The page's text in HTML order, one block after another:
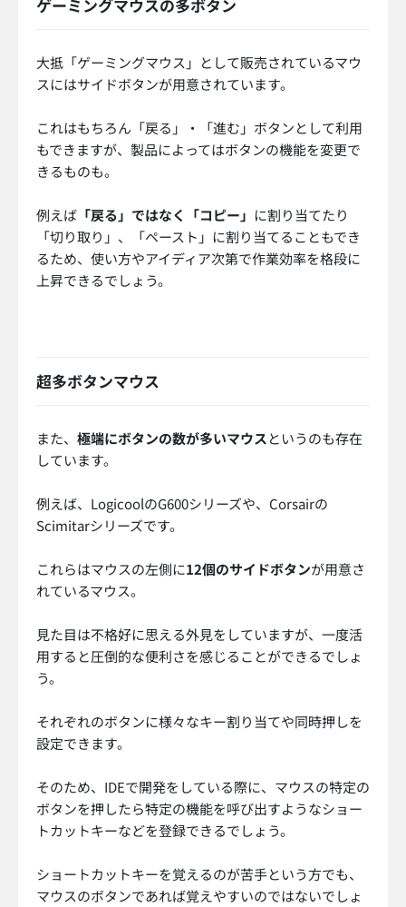
ゲーミングマウスの多ボタン
大抵「ゲーミングマウス」として販売されているマウ
スにはサイドボタンが用意されています。
これはもちろん「戻る」・「進む」ボタンとして利用
もできますが、製品によってはボタンの機能を変更で
きるものも。
例えば 「戻る」ではなく「コピー」 に割り当てたり
「切り取り」、「ペースト」に割り当てることもでき
るため、使い方やアイディア次第で作業効率を格段に
上昇できるでしょう。
超多ボタンマウス
また、 極端にボタンの数が多いマウスというのも存在
しています。
例えば、LogicoolのG600シリーズや、Corsairの
Scimitarシリーズです。
これらはマウスの左側に12個のサイドボタンが用意さ
れているマウス。
見た目は不格好に思える外見をしていますが、一度活
用すると圧倒的な便利さを感じることができるでしょ
う。
それぞれのボタンに様々なキー割り当てや同時押しを
設定できます。
そのため、IDEで開発をしている際に、マウスの特定の
ボタンを押したら特定の機能を呼び出すようなショー
トカットキーなどを登録できるでしょう。
ショートカットキーを覚えるのが苦手という方でも、
マウスのボタンであれば覚えやすいのではないでしょ